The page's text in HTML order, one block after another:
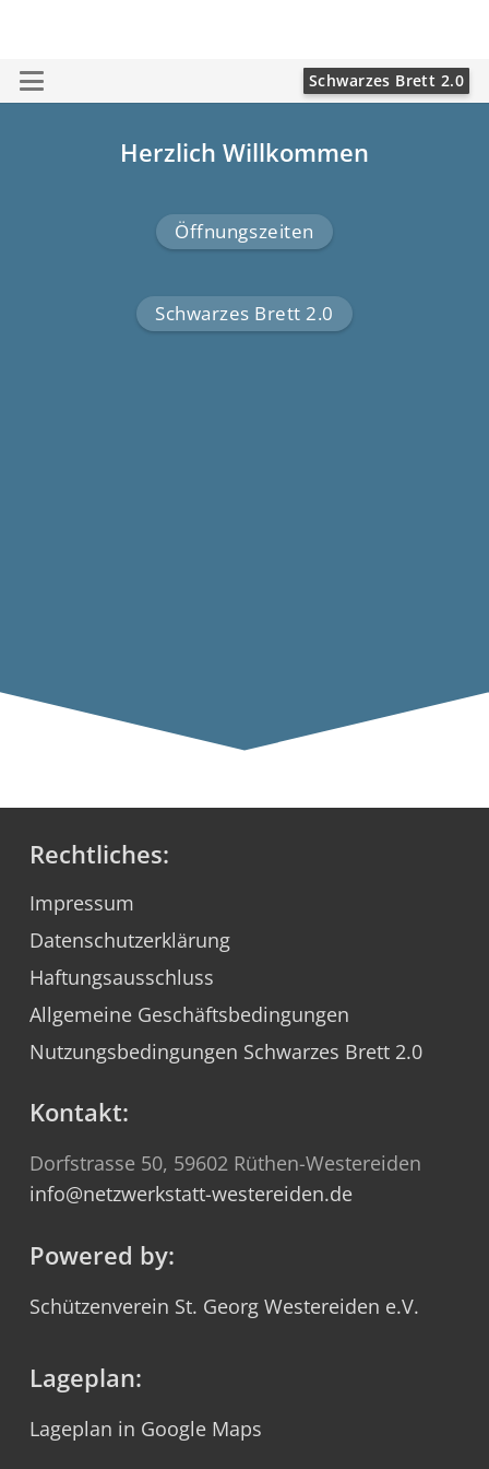
Schwarzes Brett 2.0
Herzlich Willkommen
Öffnungszeiten
Schwarzes Brett 2.0
Rechtliches:
Impressum
Datenschutzerklärung
Haftungsausschluss
Allgemeine Geschäftsbedingungen
Nutzungsbedingungen Schwarzes Brett 2.0
Kontakt:
Dorfstrasse 50, 59602 Rüthen-Westereiden
info@netzwerkstatt-westereiden.de
Powered by:
Schützenverein St. Georg Westereiden e.V.
Lageplan:
Lageplan in Google Maps